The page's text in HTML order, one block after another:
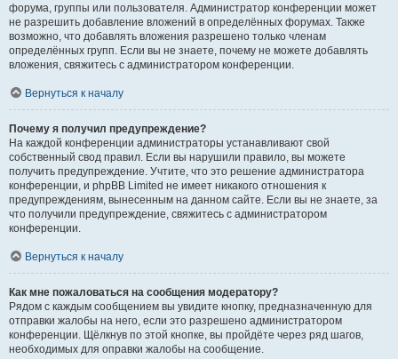
форума, группы или пользователя. Администратор конференции может
не разрешить добавление вложений в определённых форумах. Также
возможно, что добавлять вложения разрешено только членам
определённых групп. Если вы не знаете, почему не можете добавлять
вложения, свяжитесь с администратором конференции.
Вернуться к началу
Почему я получил предупреждение?
На каждой конференции администраторы устанавливают свой
собственный свод правил. Если вы нарушили правило, вы можете
получить предупреждение. Учтите, что это решение администратора
конференции, и phpBB Limited не имеет никакого отношения к
предупреждениям, вынесенным на данном сайте. Если вы не знаете, за
что получили предупреждение, свяжитесь с администратором
конференции.
Вернуться к началу
Как мне пожаловаться на сообщения модератору?
Рядом с каждым сообщением вы увидите кнопку, предназначенную для
отправки жалобы на него, если это разрешено администратором
конференции. Щёлкнув по этой кнопке, вы пройдёте через ряд шагов,
необходимых для оправки жалобы на сообщение.